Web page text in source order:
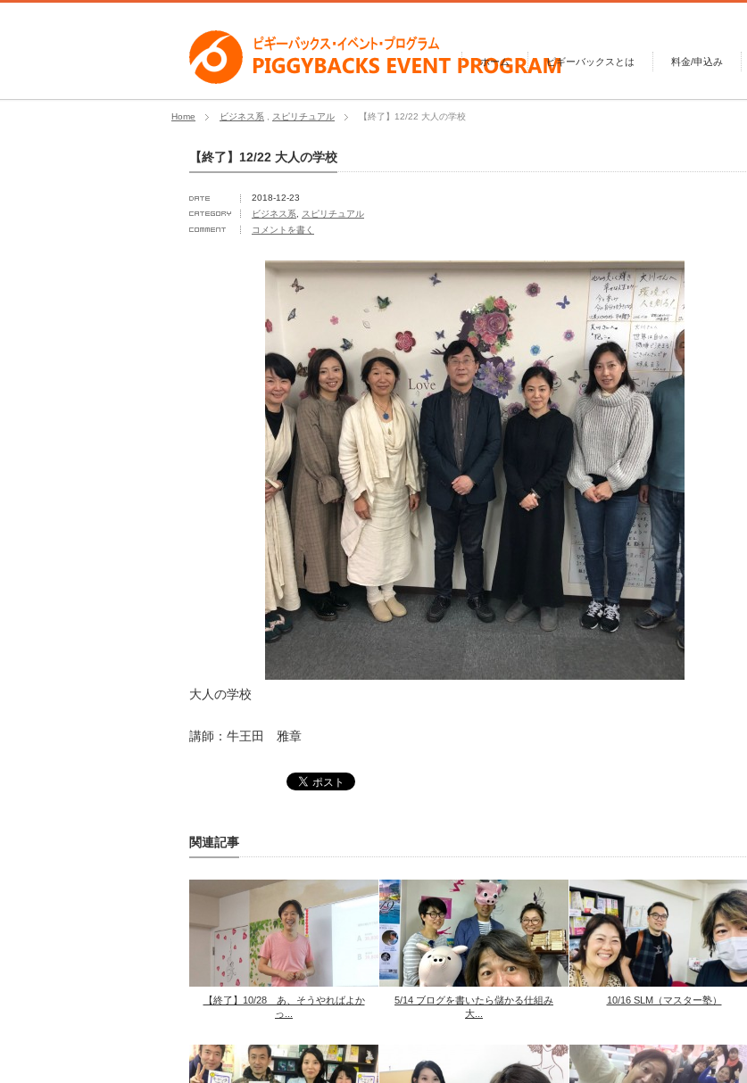
ホーム ピギーバックスとは 料金/申込み
Home ビジネス系 スピリチュアル 【終了】12/22 大人の学校
【終了】12/22 大人の学校
2018-12-23
ビジネス系
スピリチュアル
コメントを書く
大人の学校
講師：牛王田 雅章
関連記事
【終了】10/28 あ、そうやればよか
っ...
5/14 ブログを書いたら儲かる仕組み
大...
10/16 SLM（マスター塾）